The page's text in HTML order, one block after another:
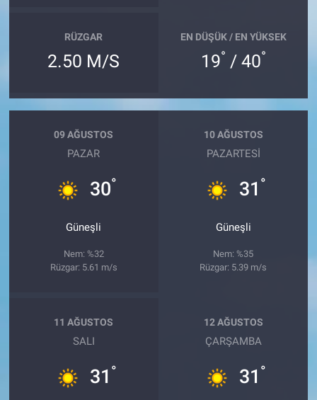
RÜZGAR
2.50 M/S
EN DÜŞÜK / EN YÜKSEK
19° / 40°
09 AĞUSTOS
PAZAR
30°
Güneşli
Nem: %32
Rüzgar: 5.61 m/s
10 AĞUSTOS
PAZARTESI
31 °
Güneşli
Nem: %35
Rüzgar: 5.39 m/s
11 AĞUSTOS
SALI
31 °
12 AĞUSTOS
ÇARŞAMBA
31 °